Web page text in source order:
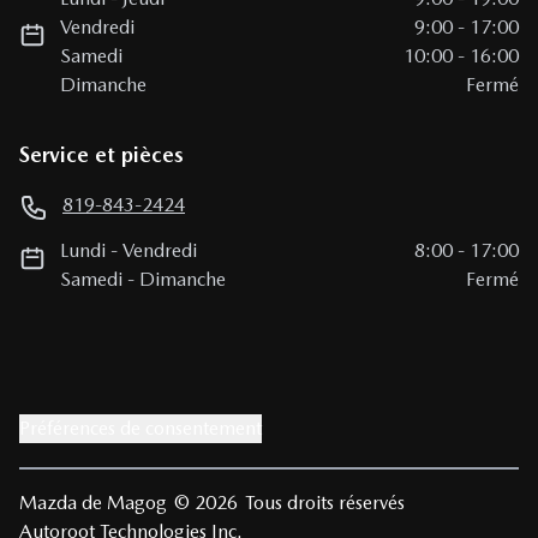
Vendredi
9:00 - 17:00
Samedi
10:00 - 16:00
Dimanche
Fermé
Service et pièces
819-843-2424
Lundi -Vendredi 8:00 - 17:00
Samedi - Dimanche Fermé
Mazda de Magog © 2026 Tous droits réservés
Autoroot Technologies Inc.